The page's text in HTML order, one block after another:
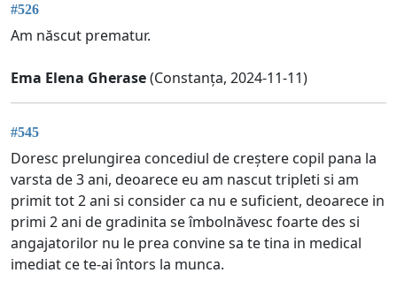
#526
Am născut prematur.
Ema Elena Gherase(Constanța, 2024-11-11)
#545
Doresc prelungirea concediul de creștere copil pana la
varsta de 3 ani, deoarece eu am nascut tripleti si am
primit tot 2 ani si consider ca nu e suficient, deoarece in
primi 2 ani de gradinita se îmbolnăvesc foarte des si
angajatorilor nu le prea convine sa te tina in medical
imediat ce te-ai întors la munca.